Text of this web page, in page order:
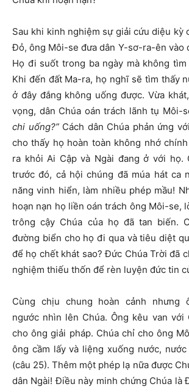
Sau khi kinh nghiệm sự giải cứu diệu kỳ
Đỏ, ông Môi-se đưa dân Y-sơ-ra-ên vào
Họ đi suốt trong ba ngày mà không
Khi đến đất Ma-ra, họ nghĩ sẽ tìm thấy
ở đây đắng không uống được. Vừa
vọng, dân Chúa oán trách lãnh tụ Môi-
chi uống?”Cách dân Chúa phản ứng
cho thấy họ hoàn toàn không nhớ
ra khỏi Ai Cập và Ngài đang ở với họ.
trước đó, cả hội chúng đã múa hát ca
năng vinh hiển, làm nhiều phép mầu!
hoạn nạn họ liền oán trách ông Môi-se,
trông cậy Chúa của họ đã tan biến.
đường biển cho họ đi qua và tiêu diệt
để họ chết khát sao? Đức Chúa Trời đã
nghiệm thiếu thốn để rèn luyện đức tin
Cùng chịu chung hoàn cảnh nhưng
ngước nhìn lên Chúa. Ông kêu van với
cho ông giải pháp. Chúa chỉ cho ông
ông cầm lấy và liệng xuống nước,
(câu 25). Thêm một phép lạ nữa được
dân Ngài! Điều này minh chứng Chúa là